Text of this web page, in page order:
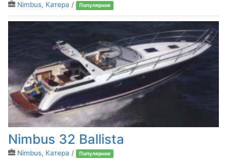
Nimbus, Катера / Популярное
Nimbus 32 Ballista
Nimbus, Катера / Популярное